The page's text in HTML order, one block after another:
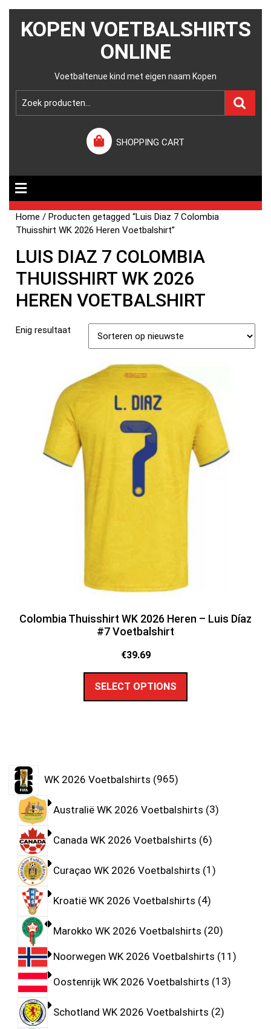
KOPEN VOETBALSHIRTS
ONLINE
Voetbaltenue kind met eigen naam Kopen
SHOPPING CART
Home / Producten getagged “Luis Diaz 7 Colombia
Thuisshirt WK 2026 Heren Voetbalshirt”
LUIS DIAZ 7 COLOMBIA
THUISSHIRT WK 2026
HEREN VOETBALSHIRT
Enig resultaat
Colombia Thuisshirt WK 2026 Heren – Luis Díaz
#7 Voetbalshirt
€39.69
SELECT OPTIONS
WK 2026 Voetbalshirts 965
Australië WK 2026 Voetbalshirts 3
Canada WK 2026 Voetbalshirts 6
Curaçao WK 2026 Voetbalshirts 1
Kroatië WK 2026 Voetbalshirts 4
Marokko WK 2026 Voetbalshirts 20
Noorwegen WK 2026 Voetbalshirts 11
Oostenrijk WK 2026 Voetbalshirts 13
Schotland WK 2026 Voetbalshirts 2